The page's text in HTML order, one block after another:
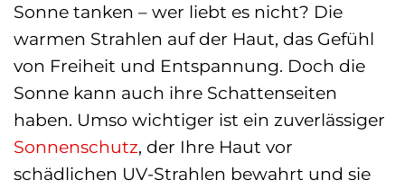
Sonne tanken – wer liebt es nicht? Die
warmen Strahlen auf der Haut, das Gefühl
von Freiheit und Entspannung. Doch die
Sonne kann auch ihre Schattenseiten
haben. Umso wichtiger ist ein zuverlässiger
Sonnenschutz, der Ihre Haut vor
schädlichen UV-Strahlen bewahrt und sie